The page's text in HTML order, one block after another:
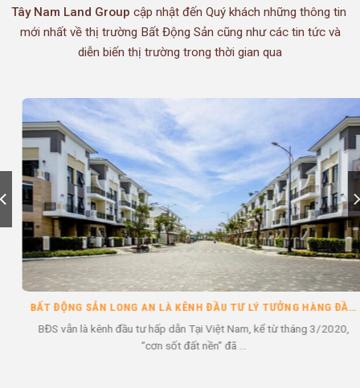
Tây Nam Land Group cập nhật đến Quý khách những thông tin
mới nhất về thị trường Bất Động Sản cũng như các tin tức và
diễn biến thị trường trong thời gian qua
BẤT ĐỘNG SẢN LONG AN LÀ KÊNH ĐẦU TƯ LÝ TƯỞNG HÀNG ĐẦU HIỆN NAY
BĐS vẫn là kênh đầu tư hấp dẫn Tại Việt Nam, kể từ tháng 3/2020,
“cơn sốt đất nền” đã ...